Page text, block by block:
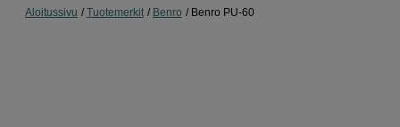
Aloitussivu Tuotemerkit Benro Benro PU-60